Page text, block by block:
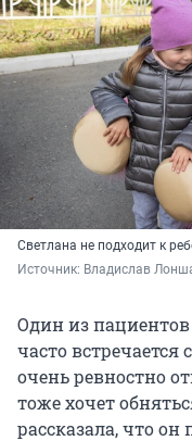
Светлана не подходит к
Источник: Владислав
Один из
часто
очень ревностно
тоже хочет
рассказала, что он